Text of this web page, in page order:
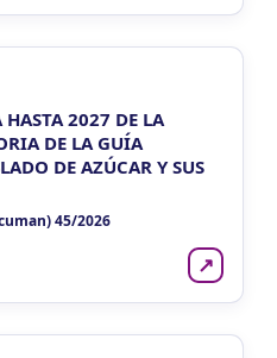
2027 DE LA
DE LA GUÍA
DE AZÚCAR Y SUS
45/2026
↗